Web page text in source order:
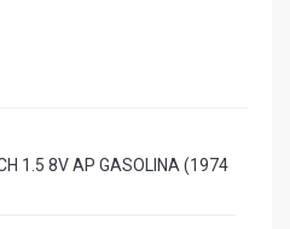
1.5 8V AP GASOLINA (1974